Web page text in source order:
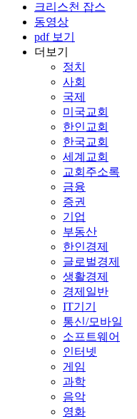
크리스천 잡스
동영상
pdf 보기
더보기
정치
사회
국제
미국교회
한인교회
한국교회
세계교회
교회주소록
금융
증권
기업
부동산
한인경제
글로벌경제
생활경제
경제일반
IT기기
통신/모바일
소프트웨어
인터넷
게임
과학
음악
영화